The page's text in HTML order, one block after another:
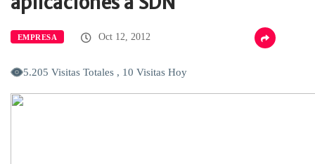
EMPRESA Oct 12, 2012
5.205 Visitas Totales , 10 Visitas Hoy